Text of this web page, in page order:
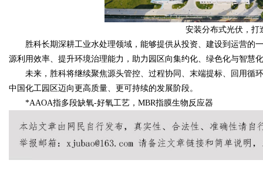
安装分布式光伏，打
胜科长期深耕工业水处理领域，能够提供从投资、建设到运营的
源利用效率、提升环境治理能力，助力园区向集约化、绿色化与智慧
未来，胜科将继续聚焦源头管控、过程协同、末端提标、回用循
中国化工园区迈向更高质量、更可持续的发展阶段。
*AAOA指多段缺氧-好氧工艺，MBR指膜生物反应器